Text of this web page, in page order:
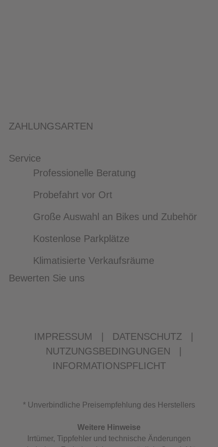
ZAHLUNGSARTEN
Service
Professionelle Beratung
Probefahrt vor Ort
Große Auswahl an Bikes und Zubehör
Kostenlose Parkplätze
Klimatisierte Verkaufsräume
Bewerten Sie uns
IMPRESSUM DATENSCHUTZ
NUTZUNGSBEDINGUNGEN
INFORMATIONSPFLICHT
* Unverbindliche Preisempfehlung des Herstellers
Weitere Hinweise
Irrtümer, Tippfehler und technische Änderungen